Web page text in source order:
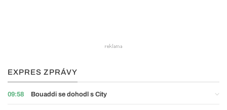
EXPRES ZPRÁVY
09:58 Bouaddi se dohodl s City